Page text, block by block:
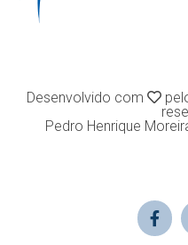
Desenvolvido com
Pedro Henrique